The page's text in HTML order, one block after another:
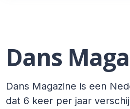
Dans
Dans Magazine is een
dat 6 keer per jaar